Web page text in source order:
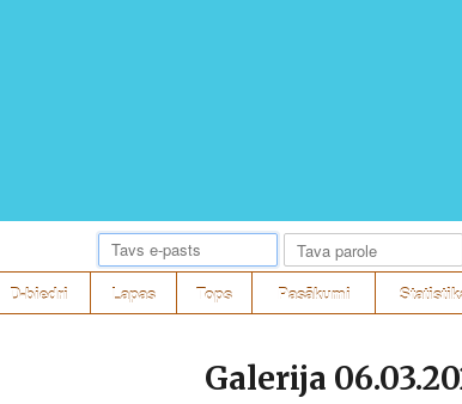
D-biedri Lapas Tops Pasākumi
Galerija